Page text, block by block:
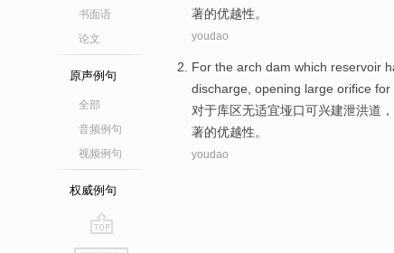
书面语
论文
原声例句
全部
音频例句
视频例句
权威例句
go
著的优越性。
youdao
For the arch dam which reservoir
discharge opening large orifice for
对于库区无适宜垭口可兴建泄洪道，
著的优越性。
youdao